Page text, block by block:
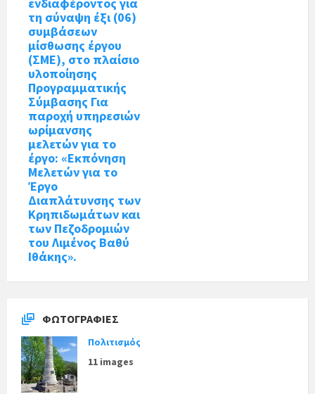
τη σύναψη έξι (06)
συμβάσεων
μίσθωσης έργου
(ΣΜΕ), στο πλαίσιο
υλοποίησης
Προγραμματικής
Σύμβασης Για
παροχή υπηρεσιών
ωρίμανσης
μελετών για το
έργο: «Εκπόνηση
Μελετών για το
Έργο
Διαπλάτυνσης των
Κρηπιδωμάτων και
των Πεζοδρομιών
του Λιμένος Βαθύ
Ιθάκης».
ΦΩΤΟΓΡΑΦΊΕΣ
Πολιτισμός
11 images